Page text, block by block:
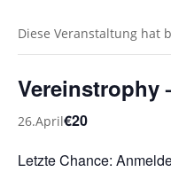
Diese Veranstaltung hat
Vereinstrophy
26.April€20
Letzte Chance: